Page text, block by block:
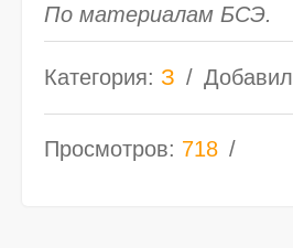
По материалам БСЭ.
Категория: З Добавил
Просмотров: 718